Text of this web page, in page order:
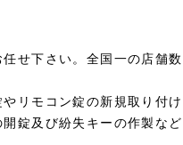
せ下さい。全国一の店舗
リモコン錠の新規取り付
錠及び紛失キーの作製な